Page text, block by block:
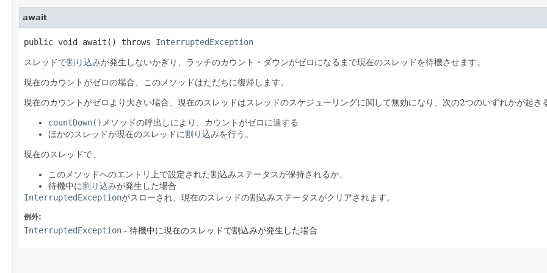
await
public void await() throws InterruptedException
スレッドで割り込みが発生しないかぎり、ラッチのカウント・ダウンがゼロになるまで現在のスレッドを待機させます。
現在のカウントがゼロの場合、このメソッドはただちに復帰します。
現在のカウントがゼロより大きい場合、現在のスレッドはスレッドのスケジューリングに関して無効になり、次の2つのいずれかが起き
countDown() メソッドの呼出しにより、カウントがゼロに達する
ほかのスレッドが現在のスレッドに割り込みを行う。
現在のスレッドで、
このメソッドへのエントリ上で設定された割込みステータスが保持されるか、
待機中に割り込みが発生した場合
InterruptedExceptionがスローされ、現在のスレッドの割込みステータスがクリアされます。
例外:
InterruptedException - 待機中に現在のスレッドで割込みが発生した場合